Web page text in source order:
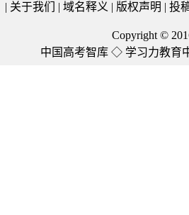
| 关于我们 | 域名释义 | 版权声明 | 投
Copyright ©
中国高考智库 ◇ 学习力教育